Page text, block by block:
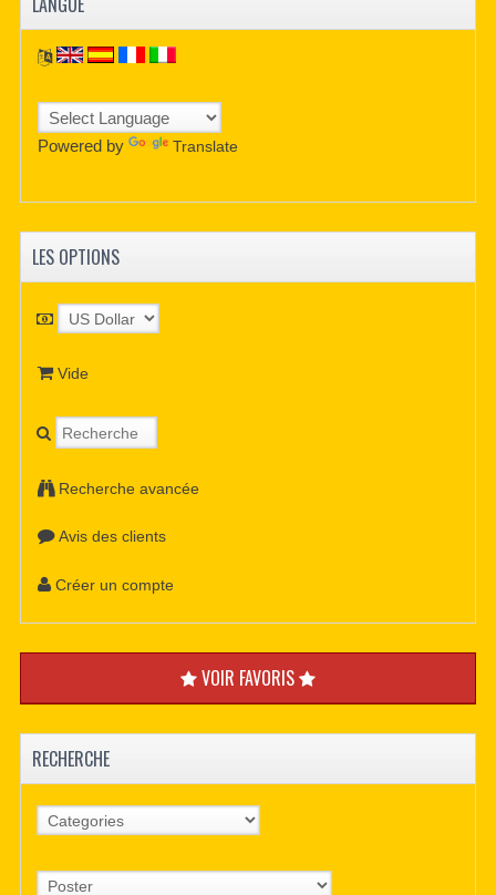
Powered by Translate
LES OPTIONS
Vide
Recherche avancée
Avis des clients
Créer un compte
VOIR FAVORIS
RECHERCHE